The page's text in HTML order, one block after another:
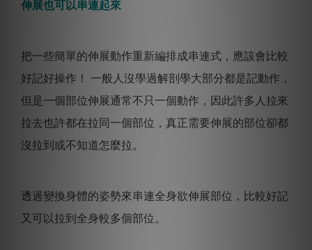
伸展也可以串連起來
把一些簡單的伸展動作重新編排成串連式，應該會比較
好記好操作！ 一般人沒學過解剖學大部分都是記動作，
但是一個部位伸展通常不只一個動作，因此許多人拉來
拉去也許都在拉同一個部位，真正需要伸展的部位卻都
沒拉到或不知道怎麼拉。
透過變換身體的姿勢來串連全身欲伸展部位，比較好記
又可以拉到全身較多個部位。